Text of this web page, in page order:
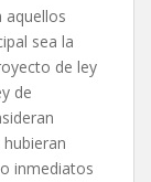
aquellos
sea la
de ley
de
inmediatos